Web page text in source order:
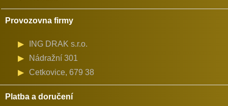
Provozovna firmy
ING DRAK s.r.o.
Nádražní 301
Cetkovice, 679 38
Platba a doručení